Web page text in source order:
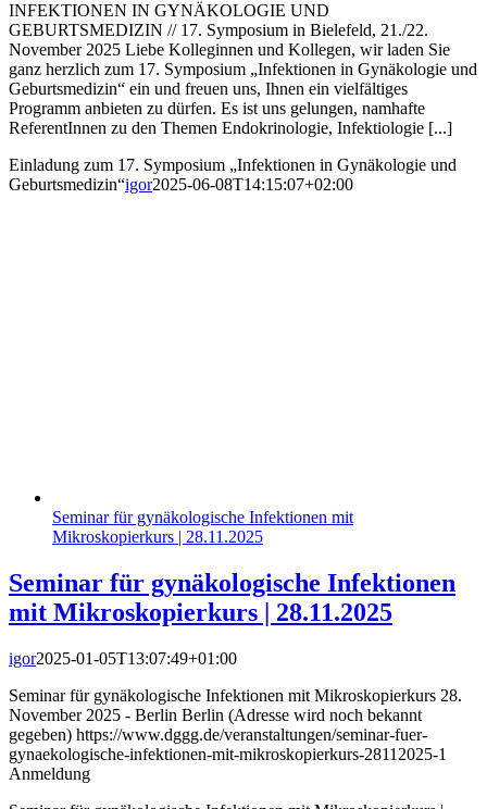
INFEKTIONEN IN GYNÄKOLOGIE UND
GEBURTSMEDIZIN // 17. Symposium in Bielefeld, 21./22.
November 2025 Liebe Kolleginnen und Kollegen, wir laden Sie
ganz herzlich zum 17. Symposium „Infektionen in Gynäkologie und
Geburtsmedizin“ ein und freuen uns, Ihnen ein vielfältiges
Programm anbieten zu dürfen. Es ist uns gelungen, namhafte
ReferentInnen zu den Themen Endokrinologie, Infektiologie [...]
Einladung zum 17. Symposium „Infektionen in Gynäkologie und
Geburtsmedizin“igor2025-06-08T14:15:07+02:00
Seminar für gynäkologische Infektionen mit
Mikroskopierkurs | 28.11.2025
Seminar für gynäkologische Infektionen
mit Mikroskopierkurs | 28.11.2025
igor2025-01-05T13:07:49+01:00
Seminar für gynäkologische Infektionen mit Mikroskopierkurs 28.
November 2025 - Berlin Berlin (Adresse wird noch bekannt
gegeben) https://www.dggg.de/veranstaltungen/seminar-fuer-
gynaekologische-infektionen-mit-mikroskopierkurs-28112025-1
Anmeldung